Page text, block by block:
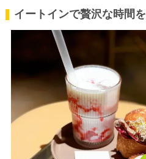
イートインで贅沢な時間を